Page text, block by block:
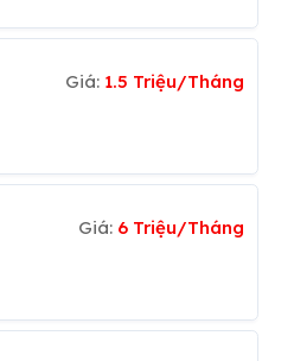
Giá: 1.5 Triệu/Tháng
Giá: 6 Triệu/Tháng